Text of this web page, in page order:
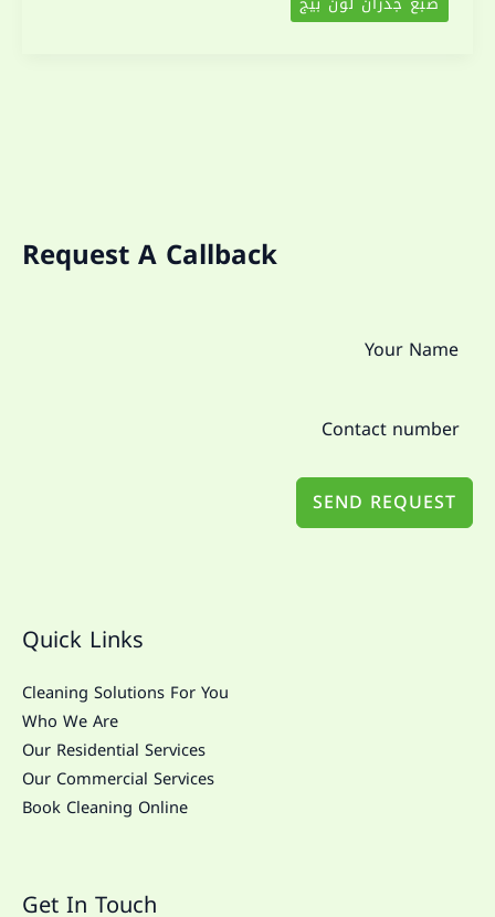
Request A Callback
SEND REQUEST
Quick Links
Cleaning Solutions For You
Who We Are
Our Residential Services
Our Commercial Services
Book Cleaning Online
Get In Touch